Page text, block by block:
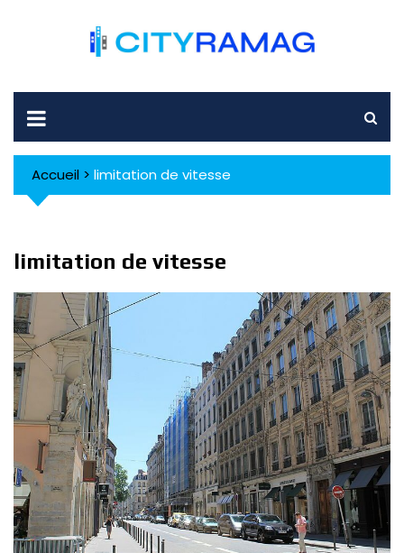
Accueil > limitation de vitesse
limitation de vitesse